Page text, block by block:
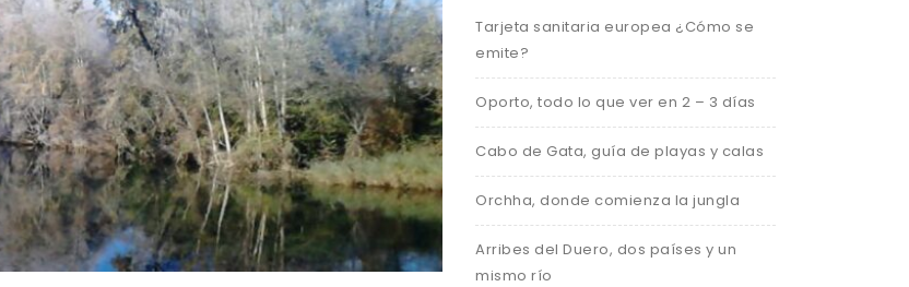
Tarjeta sanitaria europea ¿Cómo se
emite?
Oporto, todo lo que ver en 2 – 3 días
Cabo de Gata, guía de playas y calas
Orchha, donde comienza la jungla
Arribes del Duero, dos países y un
mismo río